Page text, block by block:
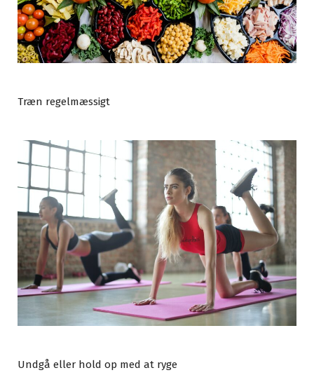
Træn regelmæssigt
Undgå eller hold op med at ryge